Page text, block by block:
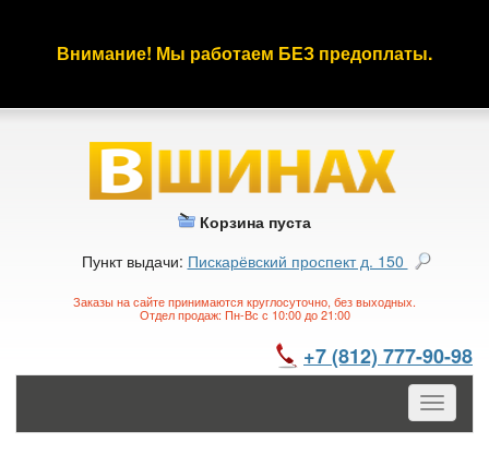
Внимание! Мы работаем БЕЗ предоплаты.
Корзина пуста
Пункт выдачи: Пискарёвский проспект д. 150
Заказы на сайте принимаются круглосуточно, без выходных.
Отдел продаж: Пн-Вс с 10:00 до 21:00
+7 (812) 777-90-98
Toggle